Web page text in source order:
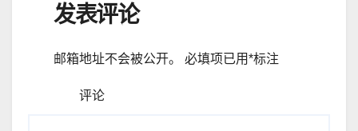
发表评论
邮箱地址不会被公开。 必填项已用*标注
评论